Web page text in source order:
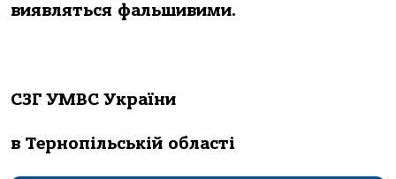
виявляться фальшивими.
СЗГ УМВС України
в Тернопільській області